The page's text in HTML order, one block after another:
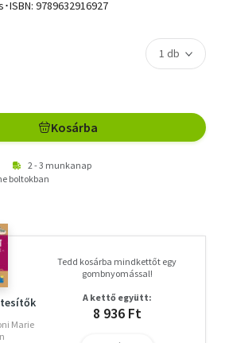
ISBN: 9789632916927
Kosárba
2 - 3 munkanap
boltokban
Marie
Tedd kosárba mindkettőt egy
gombnyomással!
A kettő együtt:
8 936 Ft